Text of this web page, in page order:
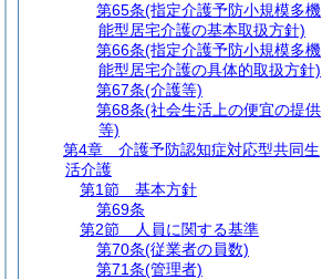
第65条(指定介護予防小規模多機
能型居宅介護の基本取扱方針)
第66条(指定介護予防小規模多機
能型居宅介護の具体的取扱方針)
第67条(介護等)
第68条(社会生活上の便宜の提供
等)
第4章
介護予防認知症対応型共同生
活介護
第1節
基本方針
第69条
第2節
人員に関する基準
第70条(従業者の員数)
第71条(管理者)